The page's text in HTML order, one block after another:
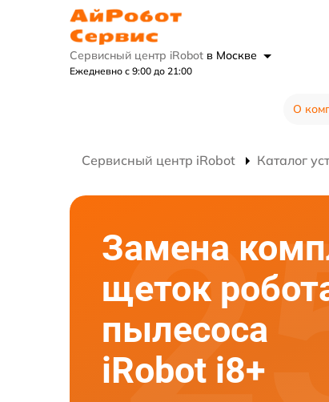
Сервисный центр iRobot в Москве
Ежедневно с 9:00 до 21:00
О
Сервисный центр iRobot Каталог
Замена
щеток
пылесоса
iRobot i8+